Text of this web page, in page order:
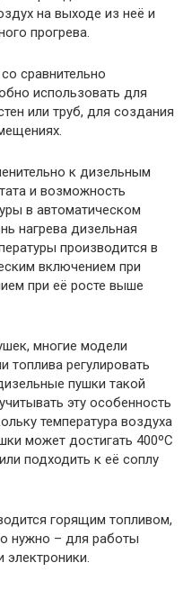
на выходе из неё и
прогрева.
сравнительно
использовать для
или труб, для создания
к дизельным
и возможность
в автоматическом
нагрева дизельная
производится в
включением при
при её росте выше
многие модели
топлива регулировать
пушки такой
эту особенность
температура воздуха
может достигать 400ºС
подходить к её соплу
горящим топливом,
нужно – для работы
электроники.